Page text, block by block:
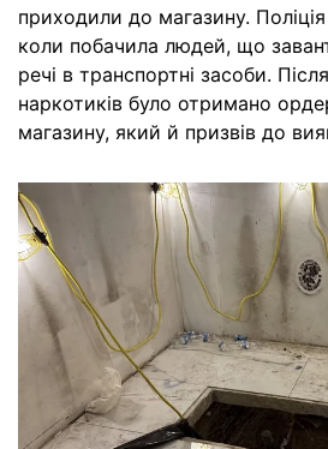
приходили до магазину.
коли побачила людей, що
речі в транспортні засоби.
наркотиків було отримано
магазину, який й призвів до